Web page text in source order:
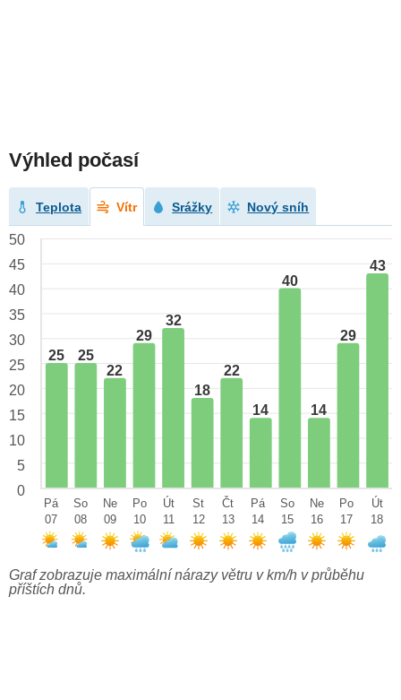
Výhled počasí
Teplota Vítr Srážky Nový sníh
25 25
22
29
32
18
22
14
40
14
29
43
50
45
40
35
30
25
20
15
10
5
0
Pá
07
So
08
Ne
09
Po
10
Út
11
St
12
Čt
13
Pá
14
So
15
Ne
16
Po
17
Út
18
Graf zobrazuje maximální nárazy větru v km/h v průběhu
příštích dnů.